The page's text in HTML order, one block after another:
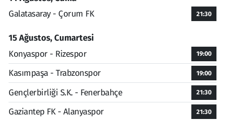
Galatasaray - Çorum FK
21:30
15 Ağustos, Cumartesi
Konyaspor - Rizespor
19:00
Kasımpaşa - Trabzonspor 19:00
Gençlerbirliği S.K. - Fenerbahçe 21:30
Gaziantep FK - Alanyaspor 21:30